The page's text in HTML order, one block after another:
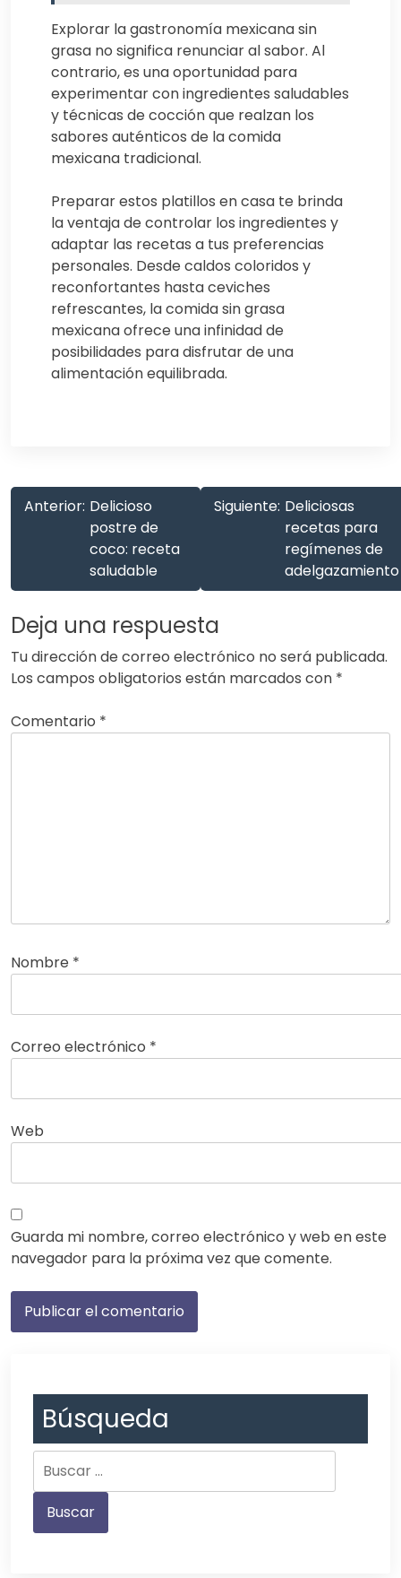
Explorar la gastronomía mexicana sin
grasa no significa renunciar al sabor. Al
contrario, es una oportunidad para
experimentar con ingredientes saludables
y técnicas de cocción que realzan los
sabores auténticos de la comida
mexicana tradicional.
Preparar estos platillos en casa te brinda
la ventaja de controlar los ingredientes y
adaptar las recetas a tus preferencias
personales. Desde caldos coloridos y
reconfortantes hasta ceviches
refrescantes, la comida sin grasa
mexicana ofrece una infinidad de
posibilidades para disfrutar de una
alimentación equilibrada.
Anterior: Delicioso
postre de
coco: receta
saludable
Siguiente: Deliciosas
recetas para
regímenes de
adelgazamiento
Deja una respuesta
Tu dirección de correo electrónico no será publicada.
Los campos obligatorios están marcados con *
Comentario *
Nombre *
Correo electrónico *
Web
Guarda mi nombre, correo electrónico y web en este
navegador para la próxima vez que comente.
Búsqueda